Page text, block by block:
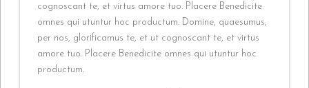
cognoscant te, et virtus amore tuo. Placere Benedicite
omnes qui utuntur hoc productum. Domine, quaesumus,
per nos, glorificamus te, et ut cognoscant te, et virtus
amore tuo. Placere Benedicite omnes qui utuntur hoc
productum.